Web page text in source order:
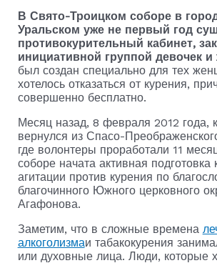
В Свято-Троицком соборе в
Уральском уже не первый год
противокурительный кабинет,
инициативной группой девочек
был создан специально для тех
хотелось отказаться от курения,
совершенно бесплатно.
Месяц назад, 8 февраля 2012 года,
вернулся из Спасо-
где волонтеры проработали 11
соборе начата активная подготовка
агитации против курения по
благочинного Южного церковного
Агафонова.
Заметим, что в сложные времена
алкоголизмаи табакокурения
или духовные лица. Люди, которые